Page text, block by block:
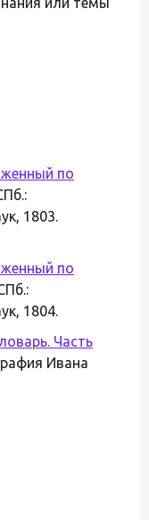
по
1803.
по
1804.
Часть
Ивана